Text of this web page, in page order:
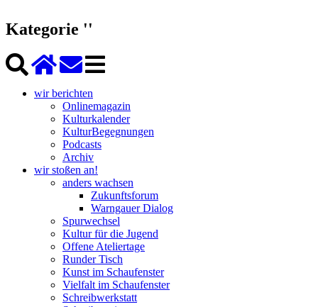
Kategorie ''
wir berichten
Onlinemagazin
Kulturkalender
KulturBegegnungen
Podcasts
Archiv
wir stoßen an!
anders wachsen
Zukunftsforum
Warngauer Dialog
Spurwechsel
Kultur für die Jugend
Offene Ateliertage
Runder Tisch
Kunst im Schaufenster
Vielfalt im Schaufenster
Schreibwerkstatt